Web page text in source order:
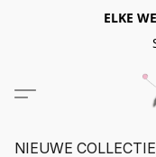
ELKE
NIEUWE COLLECTIE